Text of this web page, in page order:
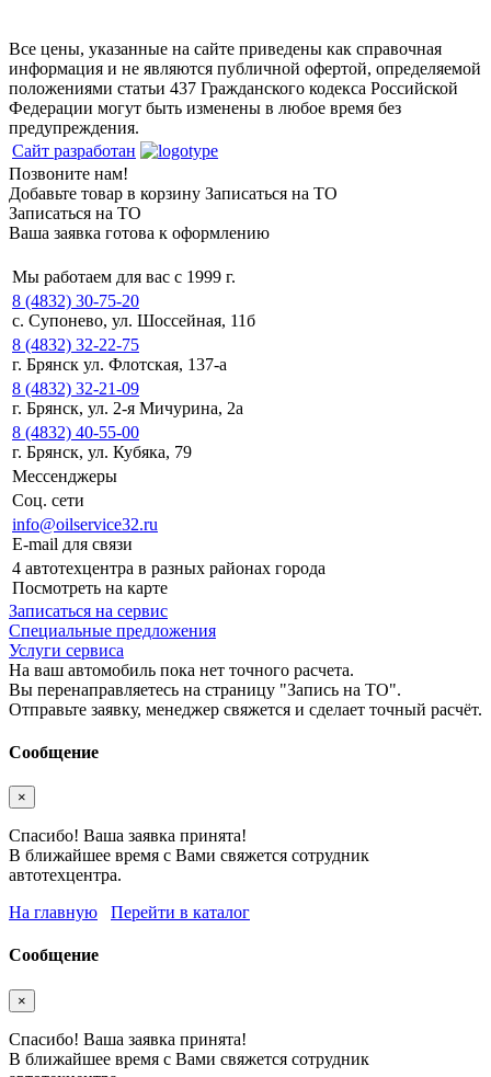
Все цены, указанные на сайте приведены как справочная
информация и не являются публичной офертой, определяемой
положениями статьи 437 Гражданского кодекса Российской
Федерации могут быть изменены в любое время без
предупреждения.
Сайт разработан
Позвоните нам!
Добавьте товар в корзину Записаться на ТО
Записаться на ТО
Ваша заявка готова к оформлению
Мы работаем для вас с 1999 г.
8 (4832) 30-75-20
с. Супонево, ул. Шоссейная, 11б
8 (4832) 32-22-75
г. Брянск ул. Флотская, 137-а
8 (4832) 32-21-09
г. Брянск, ул. 2-я Мичурина, 2а
8 (4832) 40-55-00
г. Брянск, ул. Кубяка, 79
Мессенджеры
Соц. сети
info@oilservice32.ru
E-mail для связи
4 автотехцентра в разных районах города
Посмотреть на карте
Записаться на сервис
Специальные предложения
Услуги сервиса
На ваш автомобиль пока нет точного расчета.
Вы перенаправляетесь на страницу "Запись на ТО".
Отправьте заявку, менеджер свяжется и сделает точный расчёт.
Сообщение
×
Спасибо! Ваша заявка принята!
В ближайшее время с Вами свяжется сотрудник
автотехцентра.
На главную
Перейти в каталог
Сообщение
×
Спасибо! Ваша заявка принята!
В ближайшее время с Вами свяжется сотрудник